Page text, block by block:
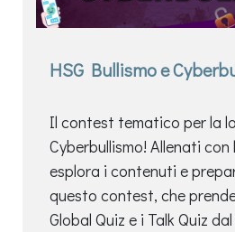
HSG Bullismo e
Il contest tematico per la
Cyberbullismo! Allenati
esplora i contenuti e
questo contest, che
Global Quiz e i Talk Quiz